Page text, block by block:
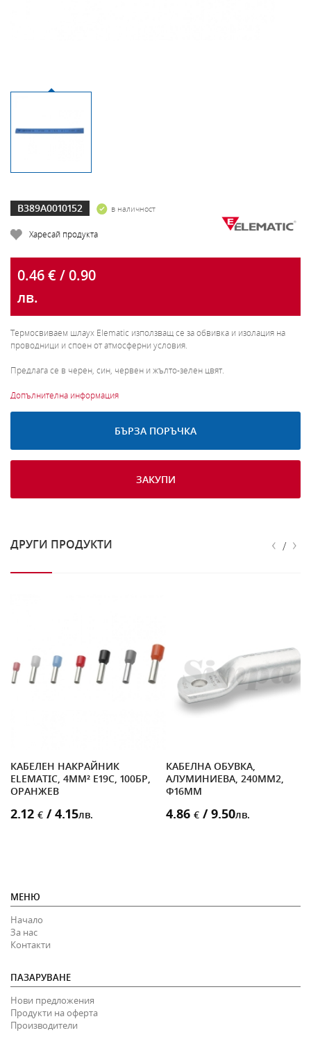
B389A0010152 в наличност
Харесай продукта
0.46 € / 0.90
лв.
Термосвиваем шлаух Elematic използващ се за обвивка и изолация на
проводници и споен от атмосферни условия.
Предлага се в черен, син, червен и жълто-зелен цвят.
Допълнителна информация
БЪРЗА ПОРЪЧКА
ЗАКУПИ
ДРУГИ ПРОДУКТИ ‹ / ›
КАБЕЛЕН НАКРАЙНИК
ELEMATIC, 4MM² E19C, 100БР,
ОРАНЖЕВ
2.12 € / 4.15лв.
КАБЕЛНА ОБУВКА,
АЛУМИНИЕВА, 240MM2,
Ф16MM
4.86 € / 9.50лв.
МЕНЮ
Начало
За нас
Контакти
ПАЗАРУВАНЕ
Нови предложения
Продукти на оферта
Производители